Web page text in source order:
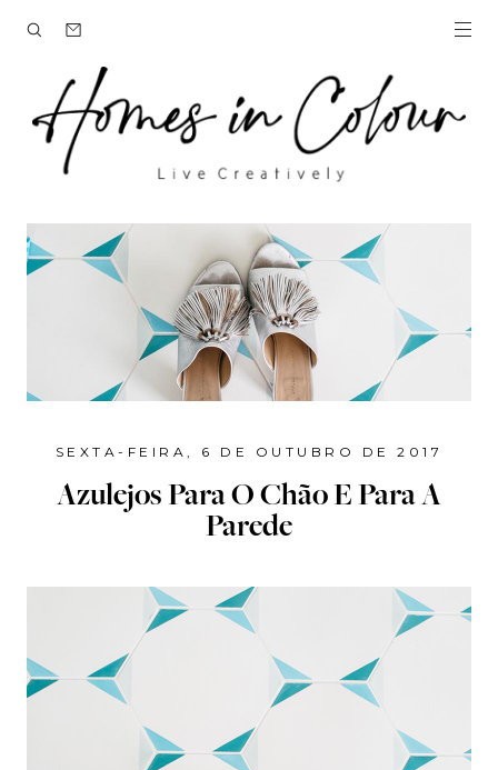
SEXTA-FEIRA, 6 DE OUTUBRO DE 2017
Azulejos Para O Chão E Para A
Parede